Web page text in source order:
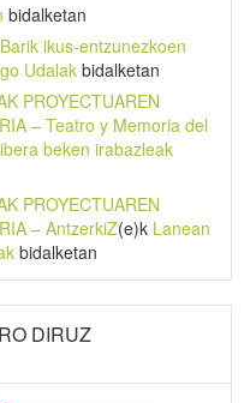
bidalketan
ikus-entzunezkoen
Udalak bidalketan
PROYECTUAREN
– Teatro y Memoria del
beken irabazleak
PROYECTUAREN
– AntzerkiZ(e)k Lanean
bidalketan
DIRUZ